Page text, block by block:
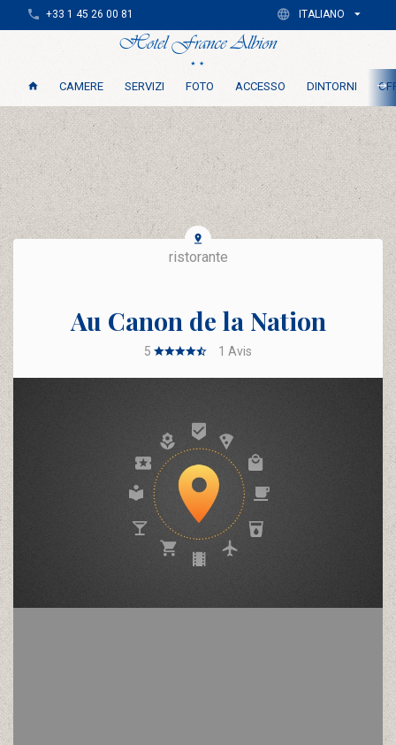
CAMERE SERVIZI FOTO ACCESSO DINTORNI
+33 1 45 26 00 81 ITALIANO
ristorante
Au Canon de la Nation
5 1 Avis